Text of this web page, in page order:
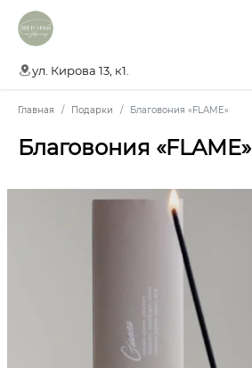
ул. Кирова 13, к1.
Главная Подарки Благовония «FLAME»
Благовония «FLAME»